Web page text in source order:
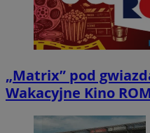
„Matrix” pod
Wakacyjne Kino